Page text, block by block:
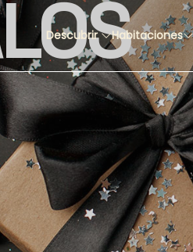
Descubrir Habitaciones